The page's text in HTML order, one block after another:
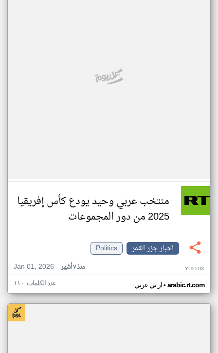
منتخب عربي وحيد يودع كأس إفريقيا
2025 من دور المجموعات
اخبار جزر القمر
Politics
Jan 01, 2026
منذ ٧ أشهر YU55DX
ار تي عربي• arabic.rt.com عدد الكلمات: ١١٠